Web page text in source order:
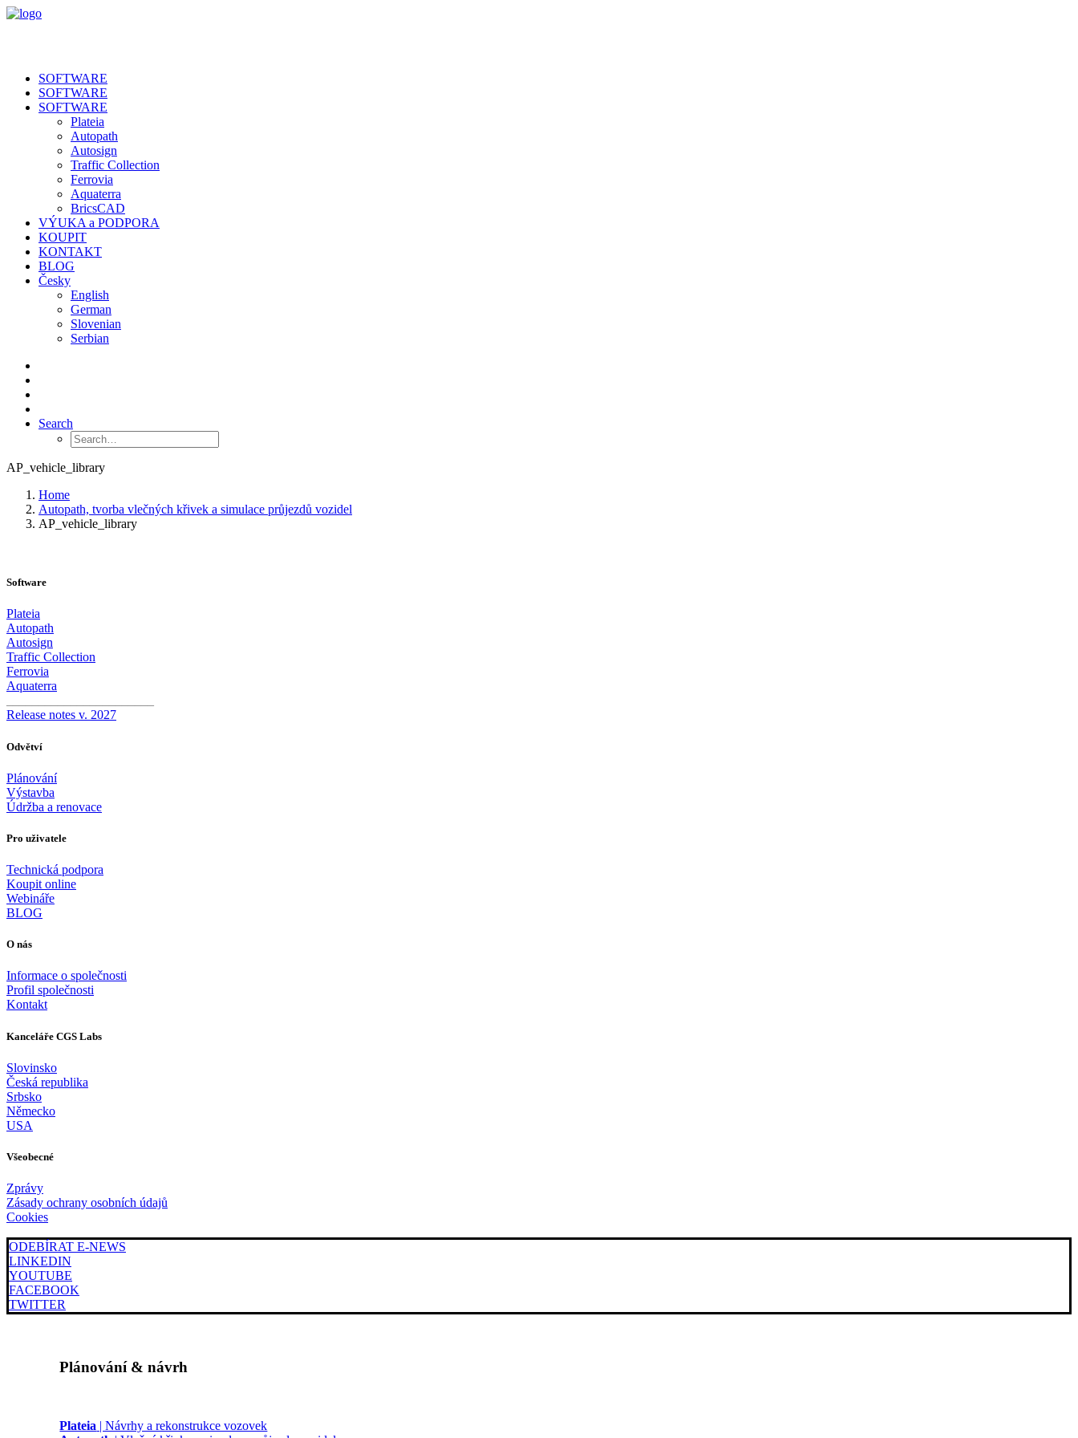
SOFTWARE
SOFTWARE
SOFTWARE
Plateia
Autopath
Autosign
Traffic Collection
Ferrovia
Aquaterra
BricsCAD
VÝUKA a PODPORA
KOUPIT
KONTAKT
BLOG
Česky
English
German
Slovenian
Serbian
Search
AP_vehicle_library
Home
Autopath, tvorba vlečných křivek a simulace průjezdů vozidel
AP_vehicle_library
Software
Plateia
Autopath
Autosign
Traffic Collection
Ferrovia
Aquaterra
Release notes v. 2027
Odvětví
Plánování
Výstavba
Údržba a renovace
Pro uživatele
Technická podpora
Koupit online
Webináře
BLOG
O nás
Informace o společnosti
Profil společnosti
Kontakt
Kanceláře CGS Labs
Slovinsko
Česká republika
Srbsko
Německo
USA
Všeobecné
Zprávy
Zásady ochrany osobních údajů
Cookies
ODEBÍRAT E-NEWS
LINKEDIN
YOUTUBE
FACEBOOK
TWITTER
Plánování & návrh
Plateia | Návrhy a rekonstrukce vozovek